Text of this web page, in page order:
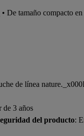
De tamaño compacto
de línea
de 3 años
del producto: